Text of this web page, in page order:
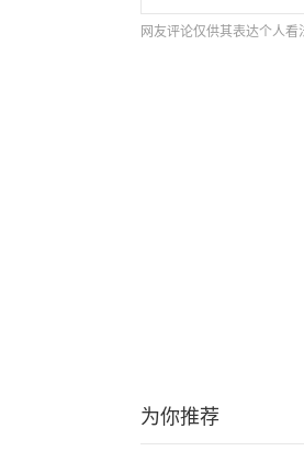
网友评论仅供其表达个人
为你推荐